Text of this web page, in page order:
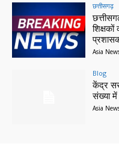
छत्तीसगढ़
Asia
Blog
केंद्र
संख्या
Asia